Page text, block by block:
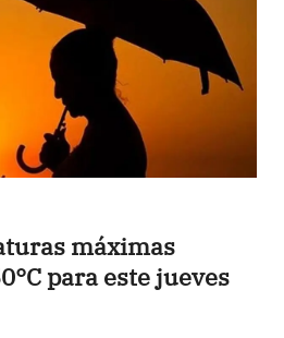
máximas
para este jueves